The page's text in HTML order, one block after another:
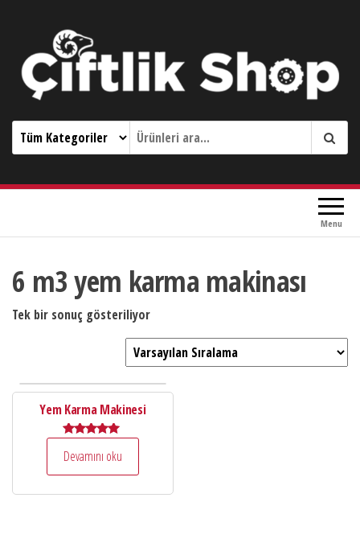
Çiftlik Shop 0533 644 3989
Menu
6 m3 yem karma makinası
Tek bir sonuç gösteriliyor
Yem Karma Makinesi
5.00
Devamını oku